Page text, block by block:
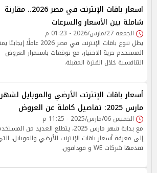
اسعار باقات الإنترنت في مصر 2026.. مقارنة
شاملة بين الأسعار والسرعات
الجمعة 27/مارس/2026 - 01:23 م
يظل تنوع باقات الإنترنت في مصر 2026 عاملًا
المستخدم حرية الاختيار، مع توقعات باستمرار العروض
التنافسية خلال الفترة المقبلة.
أسعار باقات الإنترنت الأرضي والموبايل لشهر
مارس 2025: تفاصيل كاملة عن العروض
الخميس 06/مارس/2025 - 11:25 م
مع بداية شهر مارس 2025، يتطلع العديد من
إلى معرفة أسعار باقات الإنترنت للأرضي والموبايل،
تقدمها شركات WE و فودافون.